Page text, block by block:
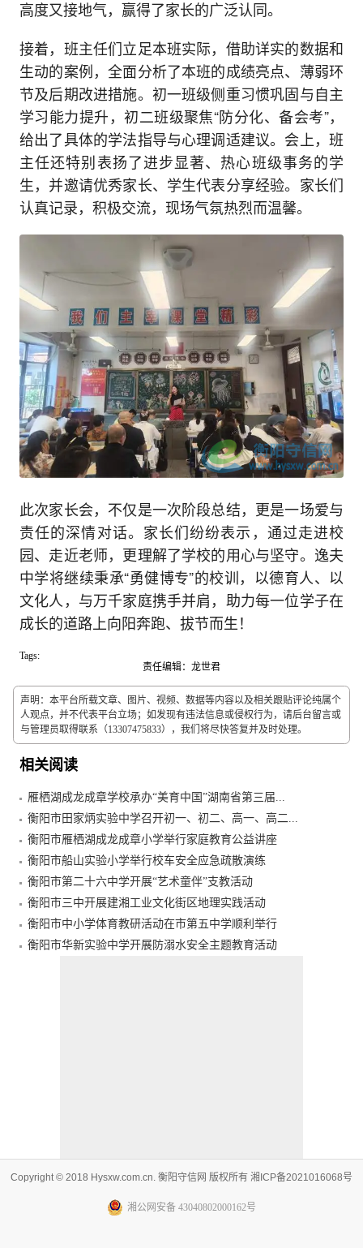
高度又接地气，赢得了家长的广泛认同。
接着，班主任们立足本班实际，借助详实的数据和
生动的案例，全面分析了本班的成绩亮点、薄弱环
节及后期改进措施。初一班级侧重习惯巩固与自主
学习能力提升，初二班级聚焦“防分化、备会考”，
给出了具体的学法指导与心理调适建议。会上，班
主任还特别表扬了进步显著、热心班级事务的学
生，并邀请优秀家长、学生代表分享经验。家长们
认真记录，积极交流，现场气氛热烈而温馨。
此次家长会，不仅是一次阶段总结，更是一场爱与
责任的深情对话。家长们纷纷表示，通过走进校
园、走近老师，更理解了学校的用心与坚守。逸夫
中学将继续秉承“勇健博专”的校训，以德育人、以
文化人，与万千家庭携手并肩，助力每一位学子在
成长的道路上向阳奔跑、拔节而生！
Tags:
责任编辑：龙世君
声明：本平台所载文章、图片、视频、数据等内容以及相关跟贴评论纯属个
人观点，并不代表平台立场；如发现有违法信息或侵权行为，请后台留言或
与管理员取得联系（13307475833），我们将尽快答复并及时处理。
相关阅读
雁栖湖成龙成章学校承办“美育中国”湖南省第三届...
衡阳市田家炳实验中学召开初一、初二、高一、高二...
衡阳市雁栖湖成龙成章小学举行家庭教育公益讲座
衡阳市船山实验小学举行校车安全应急疏散演练
衡阳市第二十六中学开展“艺术童伴”支教活动
衡阳市三中开展建湘工业文化街区地理实践活动
衡阳市中小学体育教研活动在市第五中学顺利举行
衡阳市华新实验中学开展防溺水安全主题教育活动
Copyright © 2018 Hysxw.com.cn. 衡阳守信网 版权所有 湘ICP备2021016068号
湘公网安备 43040802000162号